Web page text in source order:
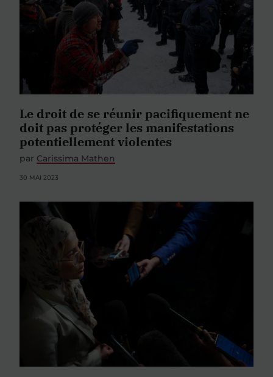
Le droit de se réunir pacifiquement ne
doit pas protéger les manifestations
potentiellement violentes
par Carissima Mathen
30 MAI 2023